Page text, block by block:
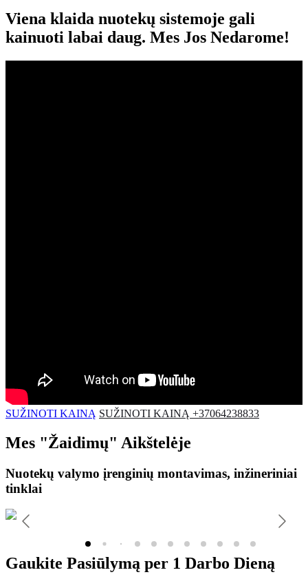
Viena klaida nuotekų sistemoje gali
kainuoti labai daug. Mes Jos Nedarome!
SUŽINOTI KAINĄ SUŽINOTI KAINĄ +37064238833
Mes "Žaidimų" Aikštelėje
Nuotekų valymo įrenginių montavimas, inžineriniai
tinklai
Gaukite Pasiūlymą per 1 Darbo Dieną